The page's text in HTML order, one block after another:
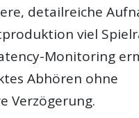
detailreiche
viel
Monitoring
Abhören ohne
Verzögerung.